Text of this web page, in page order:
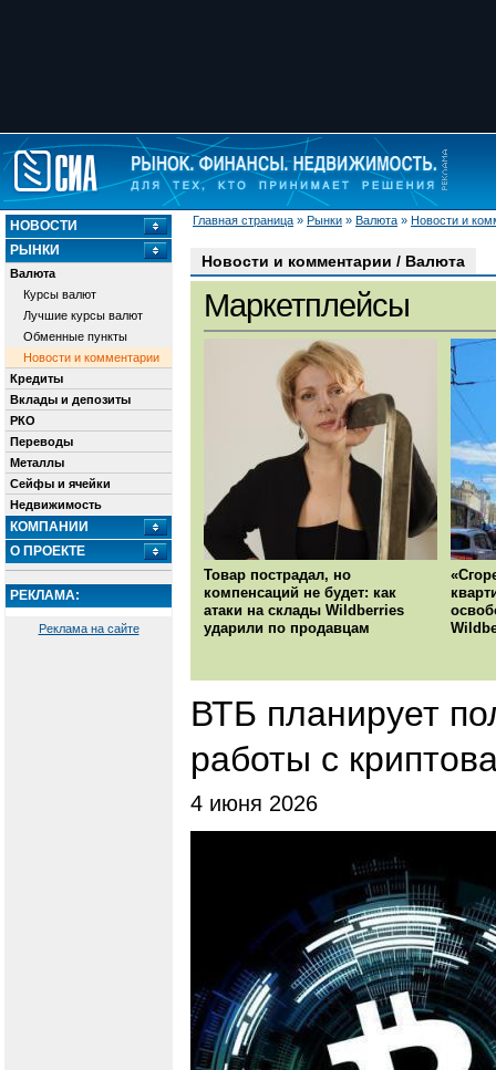
Главная страница » Рынки » Валюта » Новости и
НОВОСТИ
РЫНКИ
Валюта
Курсы валют
Лучшие курсы валют
Обменные пункты
Новости и комментарии
Кредиты
Вклады и депозиты
РКО
Переводы
Металлы
Сейфы и ячейки
Недвижимость
КОМПАНИИ
О ПРОЕКТЕ
РЕКЛАМА:
Реклама на сайте
Новости и комментарии / Валюта
Маркетплейсы
Товар пострадал, но
компенсаций не будет: как
атаки на склады Wildberries
ударили по продавцам
ВТБ планирует
работы с
4 июня 2026